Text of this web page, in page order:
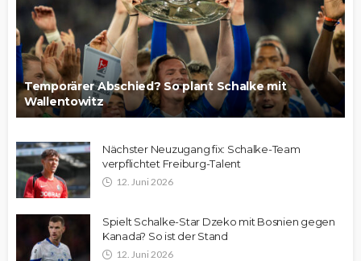
Temporärer Abschied? So plant Schalke mit
Wallentowitz
Nächster Neuzugang fix: Schalke-Team
verpflichtet Freiburg-Talent
12. Juni 2026
Spielt Schalke-Star Dzeko mit Bosnien gegen
Kanada? So ist der Stand
12. Juni 2026